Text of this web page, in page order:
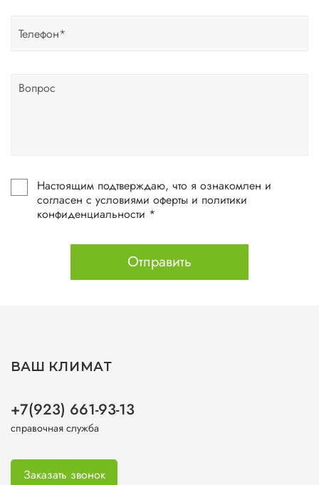
Настоящим подтверждаю, что я ознакомлен и
согласен с условиями оферты и политики
конфиденциальности *
Отправить
ВАШ КЛИМАТ
+7(923) 661-93-13
справочная служба
Заказать звонок